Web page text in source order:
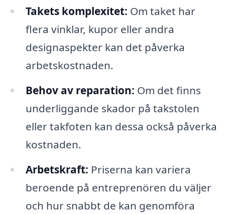
Takets komplexitet: Om taket har
flera vinklar, kupor eller andra
designaspekter kan det påverka
arbetskostnaden.
Behov av reparation: Om det finns
underliggande skador på takstolen
eller takfoten kan dessa också påverka
kostnaden.
Arbetskraft: Priserna kan variera
beroende på entreprenören du väljer
och hur snabbt de kan genomföra